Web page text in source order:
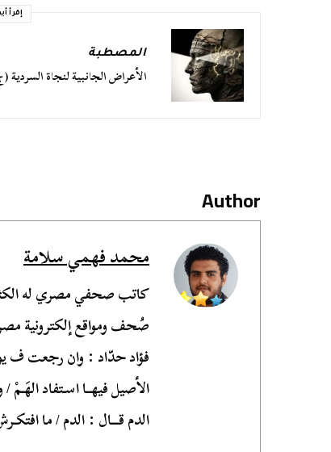
إقرأ
المصطبة
الأعراض الجانبية لنجاة السردية
Author
محمد فهمي سلامة
كاتب صحفي مصري له
صُحف ومواقع إلكترونية
فؤاد حدّاد : وان رجعت ف
الأصيل فيهــا اسـتفاد
الدم قـــال : الدم / ما